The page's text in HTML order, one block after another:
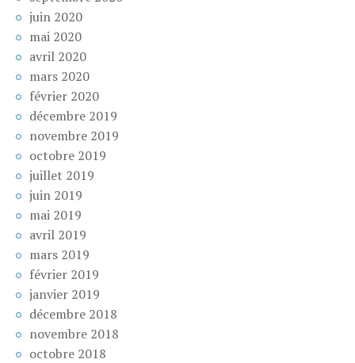
juin 2020
mai 2020
avril 2020
mars 2020
février 2020
décembre 2019
novembre 2019
octobre 2019
juillet 2019
juin 2019
mai 2019
avril 2019
mars 2019
février 2019
janvier 2019
décembre 2018
novembre 2018
octobre 2018